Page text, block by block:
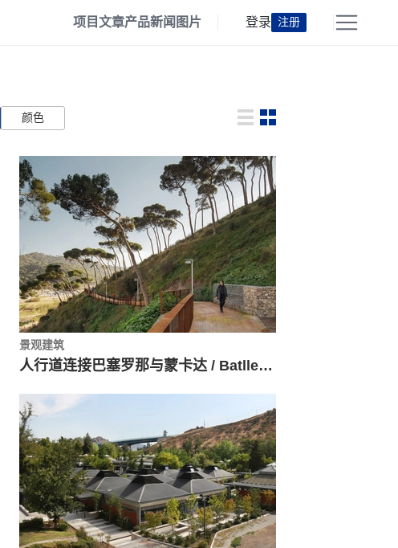
项目文章产品新闻 图片 登录 注册
颜色
景观建筑
人行道连接巴塞罗那与蒙卡达 / Batlleiroig